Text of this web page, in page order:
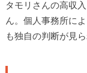
タモリさんの高収
ん。個人事務所に
も独自の判断が見ら